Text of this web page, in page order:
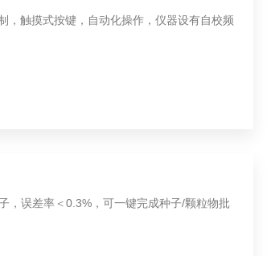
，触摸式按键，自动化操作，仪器设有自校频
，误差率＜0.3%，​可一键完成种子/颗粒物批